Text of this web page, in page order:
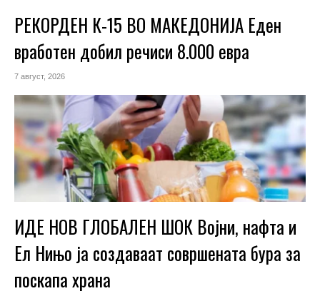
РЕКОРДЕН К-15 ВО МАКЕДОНИЈА Еден
вработен добил речиси 8.000 евра
7 август, 2026
ИДЕ НОВ ГЛОБАЛЕН ШОК Војни, нафта и
Ел Нињо ја создаваат совршената бура за
поскапа храна